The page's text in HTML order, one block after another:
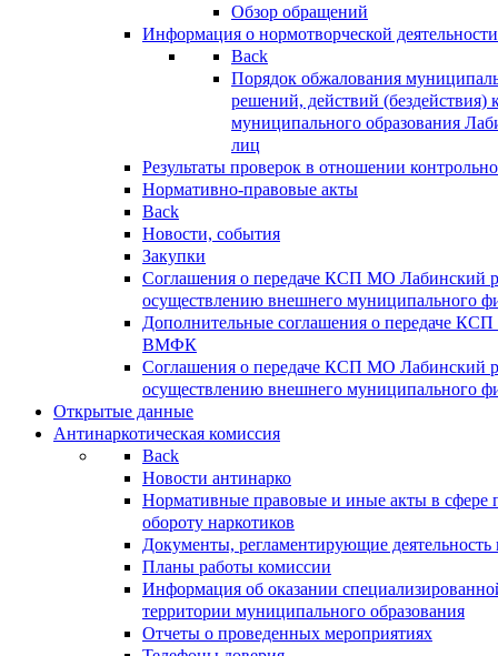
Обзор обращений
Информация о нормотворческой деятельности
Back
Порядок обжалования
решений, действий (бездействия)
муниципального образования
лиц
Результаты проверок в отношении
Нормативно-правовые акты
Back
Новости, события
Закупки
Соглашения о передаче КСП МО Лабинский
осуществлению внешнего муниципального
Дополнительные соглашения о передаче
ВМФК
Соглашения о передаче КСП МО Лабинский
осуществлению внешнего муниципального
Открытые данные
Антинаркотическая комиссия
Back
Новости антинарко
Нормативные правовые и иные акты в сфере
обороту наркотиков
Документы, регламентирующие деятельность
Планы работы комиссии
Информация об оказании
территории муниципального образования
Отчеты о проведенных мероприятиях